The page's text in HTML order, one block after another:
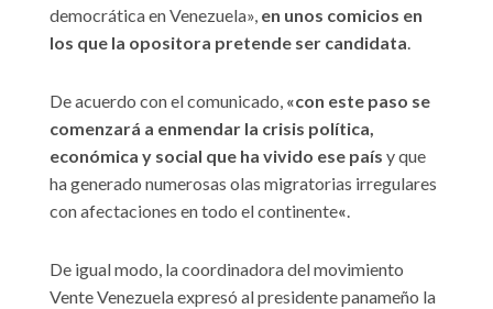
democrática en Venezuela», en unos comicios en
los que la opositora pretende ser candidata.
De acuerdo con el comunicado, «con este paso se
comenzará a enmendar la crisis política,
económica y social que ha vivido ese país y que
ha generado numerosas olas migratorias irregulares
con afectaciones en todo el continente«.
De igual modo, la coordinadora del movimiento
Vente Venezuela expresó al presidente panameño la